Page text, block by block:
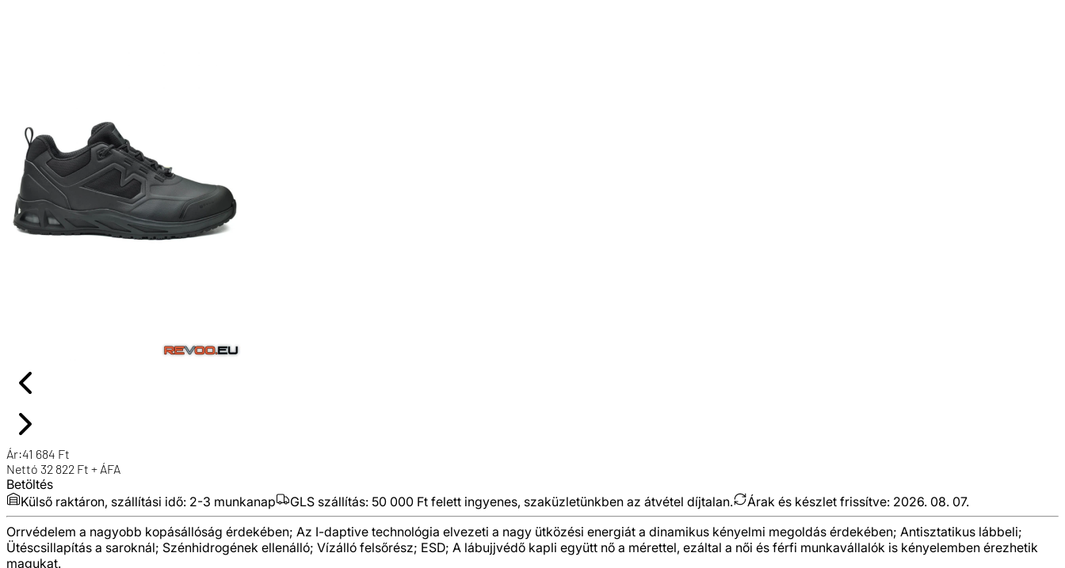
Ár:41 684 Ft
Nettó 32 822 Ft + ÁFA
Betöltés
Külső raktáron, szállítási idő: 2-3 munkanap GLS szállítás: 50 000 Ft felett ingyenes, szaküzletünkben az átvétel díjtalan. Árak és készlet frissítve: 2026. 08. 07.
Orrvédelem a nagyobb kopásállóság érdekében; Az I-daptive technológia elvezeti a nagy ütközési energiát a dinamikus kényelmi megoldás érdekében; Antisztatikus lábbeli;
Ütéscsillapítás a saroknál; Szénhidrogének ellenálló; Vízálló felsőrész; ESD; A lábujjvédő kapli együtt nő a mérettel, ezáltal a női és férfi munkavállalók is kényelemben érezhetik
magukat.